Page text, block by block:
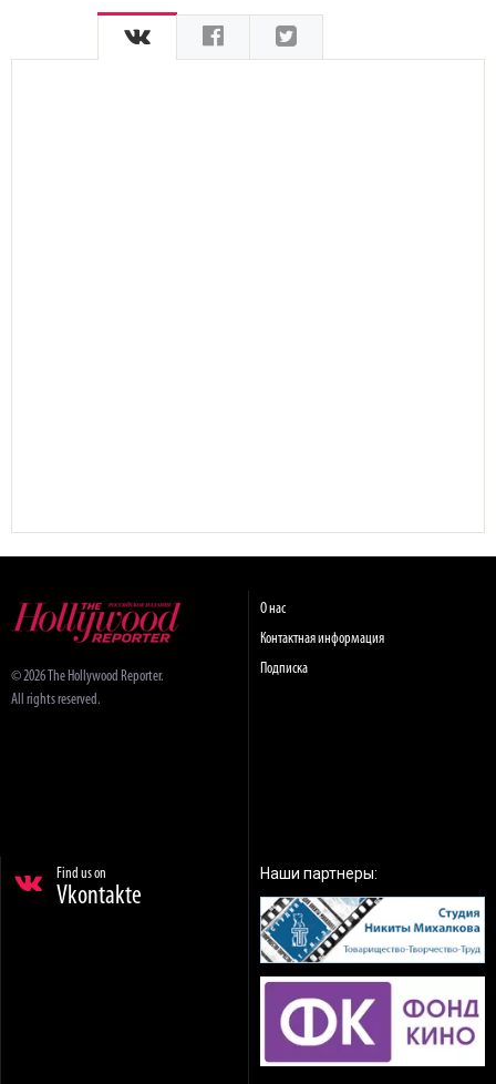
© 2026 The Hollywood Reporter.
All rights reserved.
О нас
Контактная информация
Подписка
Find us on
Vkontakte
Наши партнеры: